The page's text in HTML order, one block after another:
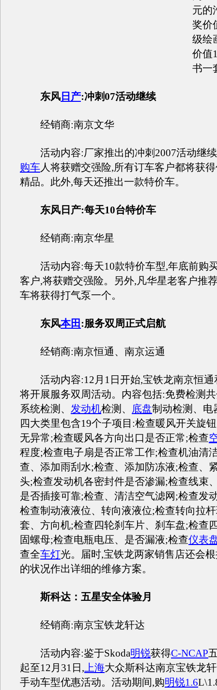
元的
奖价
级绘
价值
书一
东风 日产:冲刺07活动继续
经销商:南京文华
活动内容:厂家推出的冲刺2007活动继续
购车人将获赠交强险,所有订车客户都将获
精品。此外,每天还推出一款特价车。
东风日产:每天10台特价车
经销商:南京华星
活动内容:每天10款特价车型,年底前购
客户,将获赠交强险。另外,凡华星老客户推
车将获得打气泵一个。
东风本田 :服务双周正式启航
经销商:南京恒通、南京运通
活动内容:12月1日开始,宝铁龙南京恒通
将开展服务双周活动。内容包括:免费检测
系统检测、 发动机检测、 底盘制动检测、电
四大类里包含19个子项目:检查暖风开关旋
无异常;检查暖风各方向出口是否正常;检查
程度;检查电子扇是否正常工作;检查机油清
查、添加雨刮水;检查、添加防冻液;检查、
头;检查发动机各密封件是否渗漏;检查线束
是否插接可靠;检查、清洁空气滤网;检查发
检查制动液液位、转向液液位;检查转向拉
套、方向机;检查四轮刹车片、刹车盘;检查
固螺母;检查电瓶电压、是否漏液;检查仪表
查全车灯光。届时,宝铁龙两家销售店还会
的状况作出详细的维修方案。
斯科达：五星安全体验月
经销商:南京宝铁龙轩达
活动内容:鉴于Skoda明锐获得C-NCAP
起至12月31日,上海大众斯科达南京宝铁龙
手动车型优惠活动。活动期间,购明锐1.6